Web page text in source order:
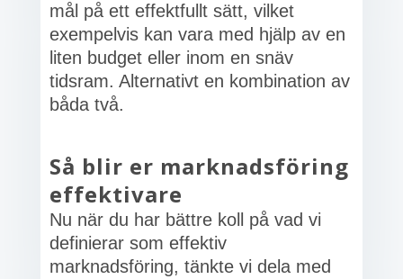
mål på ett effektfullt sätt, vilket
exempelvis kan vara med hjälp av en
liten budget eller inom en snäv
tidsram. Alternativt en kombination av
båda två.
Så blir er marknadsföring
effektivare
Nu när du har bättre koll på vad vi
definierar som effektiv
marknadsföring, tänkte vi dela med